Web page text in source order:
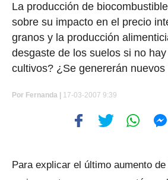
La producción de
sobre su impacto en el precio
granos y la producción
desgaste de los suelos si no
cultivos? ¿Se genererán nuevos
Por Fernanda | 17-03-2007 9:39
Para explicar el último aumento